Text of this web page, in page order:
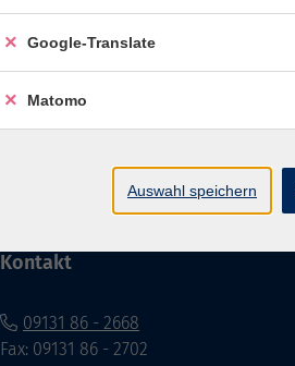
Keine passenden
Kontakt
09131 86 - 2668
Fax: 09131 86 - 2702
Google-Translate
Matomo
Auswahl speichern